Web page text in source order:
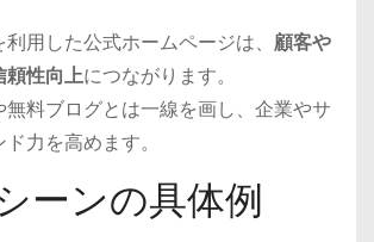
用した公式ホームページは、 顧客や
頼性向上につながります。
無料ブログとは一線を画し、企業やサ
力を高めます。
ーンの具体例